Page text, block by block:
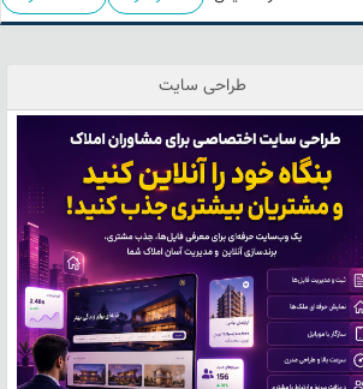
طراحی سایت